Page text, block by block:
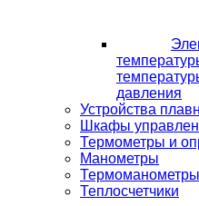
давления
Устройства
Шкафы
Термометры и
Манометры
Термоманометры
Теплосчетчики